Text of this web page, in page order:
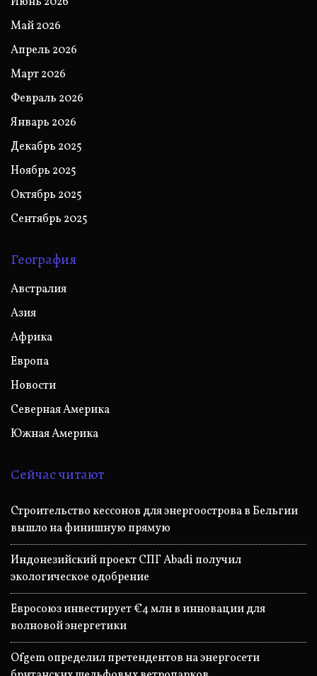
Май 2026
Апрель 2026
Март 2026
Февраль 2026
Январь 2026
Декабрь 2025
Ноябрь 2025
Октябрь 2025
Сентябрь 2025
География
Австралия
Азия
Африка
Европа
Новости
Северная Америка
Южная Америка
Сейчас читают
Строительство кессонов для энергоострова в Бельгии
вышло на финишную прямую
Индонезийский проект СПГ Abadi получил
экологическое одобрение
Евросоюз инвестирует €4 млн в инновации для
волновой энергетики
Ofgem определил претендентов на энергосети